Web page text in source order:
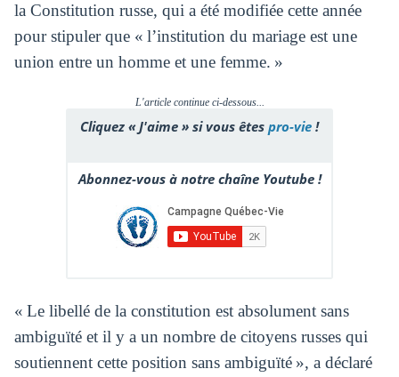
la Constitution russe, qui a été modifiée cette année
pour stipuler que « l’institution du mariage est une
union entre un homme et une femme. »
L'article continue ci-dessous...
Cliquez « J'aime » si vous êtes pro-vie !
Abonnez-vous à notre chaîne Youtube !
« Le libellé de la constitution est absolument sans
ambiguïté et il y a un nombre de citoyens russes qui
soutiennent cette position sans ambiguïté », a déclaré